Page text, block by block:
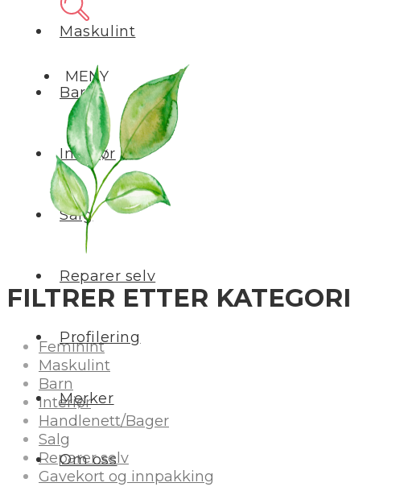
MENY
Maskulint
Barn
Interiør
Salg
Reparer selv
Profilering
Merker
Om oss
FILTRER ETTER KATEGORI
Feminint
Maskulint
Barn
Interiør
Handlenett/Bager
Salg
Reparer selv
Gavekort og innpakking